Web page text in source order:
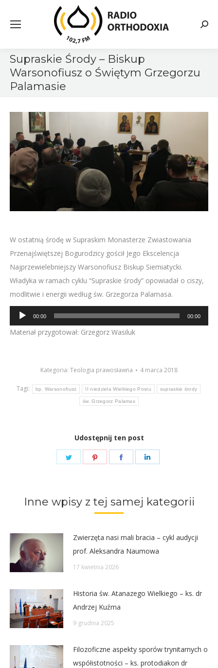
Supraskie Środy – Biskup
Warsonofiusz o Świętym Grzegorzu
Palamasie
W ostatnią środę w Supraskim Monasterze Zwiastowania
Przenajświętszej Bogurodzicy gościł Jego Ekscelencja
Najprzewielebniejszy Warsonofiusz Biskup Siemiatycki.
Władyka w ramach cyklu “Supraskie środy” opowiadał o ciszy,
modlitwie i energii według św. Grzegorza Palamasa.
Odtwarzacz
plików
dźwiękowych
00:00 00:00
Materiał przygotował: Grzegorz Wasiluk
Kategoria: Teologia prawosławna 4 marca 2018
Tagi: bp. Warsonofiusz II niedziela Wielkiego Postu supraskie środy
św. Grzegorz Palamas
Udostępnij ten post
Share
Share
Share
Inne wpisy z tej samej kategorii
Zwierzęta nasi mali bracia – cykl audycji
prof. Aleksandra Naumowa
17 kwietnia 2026
Historia św. Atanazego Wielkiego – ks. dr
Andrzej Kuźma
9 grudnia 2025
Filozoficzne aspekty sporów trynitarnych o
współistotności – ks. protodiakon dr